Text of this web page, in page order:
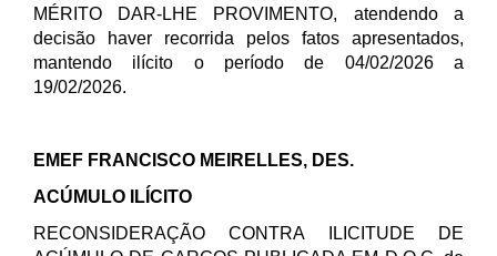
MÉRITO DAR-LHE PROVIMENTO, atendendo a
decisão haver recorrida pelos fatos apresentados,
mantendo ilícito o período de 04/02/2026 a
19/02/2026.
EMEF FRANCISCO MEIRELLES, DES.
ACÚMULO ILÍCITO
RECONSIDERAÇÃO CONTRA ILICITUDE DE